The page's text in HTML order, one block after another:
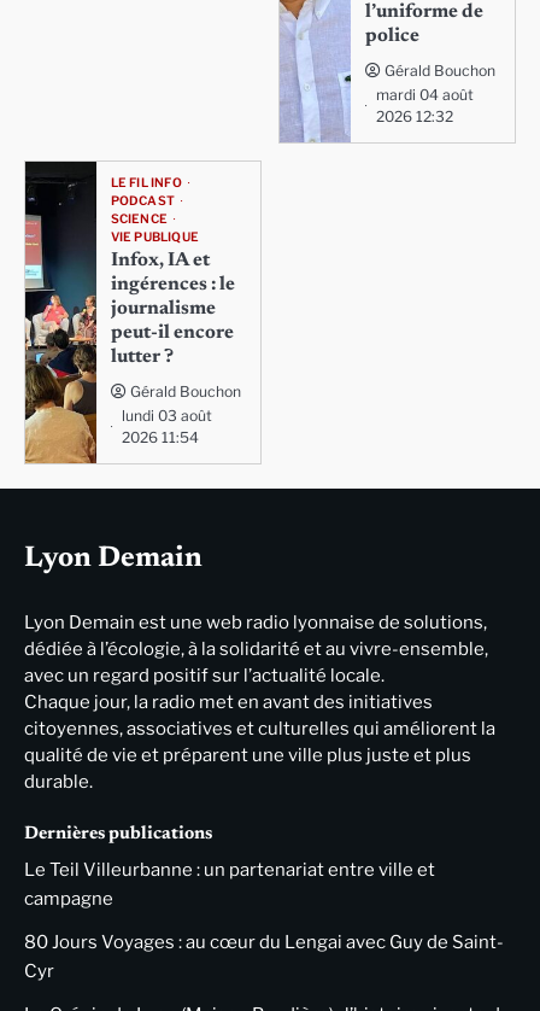
l’uniforme de
police
Gérald Bouchon
mardi 04 août
2026 12:32
LE FIL INFO
PODCAST
SCIENCE
VIE PUBLIQUE
Infox, IA et
ingérences : le
journalisme
peut-il encore
lutter ?
Gérald Bouchon
lundi 03 août
2026 11:54
Lyon Demain
Lyon Demain est une web radio lyonnaise de solutions,
dédiée à l’écologie, à la solidarité et au vivre-ensemble,
avec un regard positif sur l’actualité locale.
Chaque jour, la radio met en avant des initiatives
citoyennes, associatives et culturelles qui améliorent la
qualité de vie et préparent une ville plus juste et plus
durable.
Dernières publications
Le Teil Villeurbanne : un partenariat entre ville et
campagne
80 Jours Voyages : au cœur du Lengai avec Guy de Saint-
Cyr